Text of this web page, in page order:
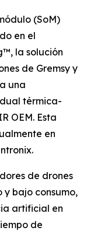
(SoM)
en el
la solución
de Gremsy y
una
térmica-
OEM. Esta
en
de drones
bajo consumo,
artificial en
de